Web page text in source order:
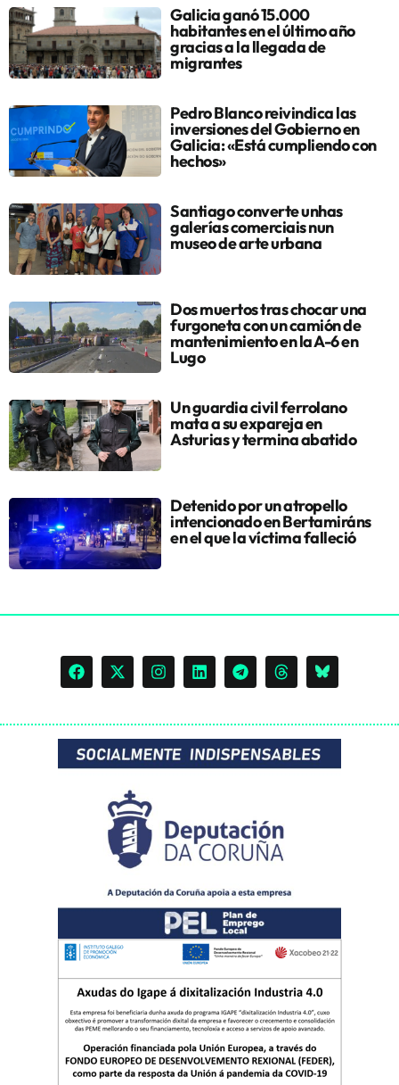
Galicia ganó 15.000
habitantes en el último año
gracias a la llegada de
migrantes
Pedro Blanco reivindica las
inversiones del Gobierno en
Galicia: «Está cumpliendo con
hechos»
Santiago converte unhas
galerías comerciais nun
museo de arte urbana
Dos muertos tras chocar una
furgoneta con un camión de
mantenimiento en la A-6 en
Lugo
Un guardia civil ferrolano
mata a su expareja en
Asturias y termina abatido
Detenido por un atropello
intencionado en Bertamiráns
en el que la víctima falleció